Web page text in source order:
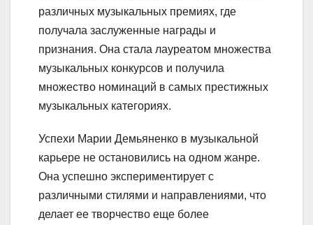
различных музыкальных премиях, где
получала заслуженные награды и
признания. Она стала лауреатом множества
музыкальных конкурсов и получила
множество номинаций в самых престижных
музыкальных категориях.
Успехи Марии Демьяненко в музыкальной
карьере не остановились на одном жанре.
Она успешно экспериментирует с
различными стилями и направлениями, что
делает ее творчество еще более